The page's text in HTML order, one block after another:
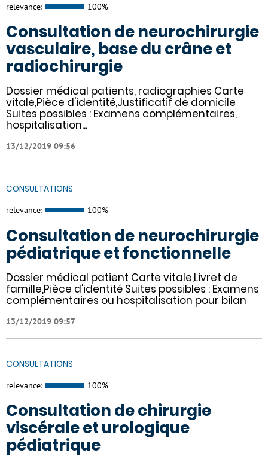
relevance: 100%
Consultation de neurochirurgie
vasculaire, base du crâne et
radiochirurgie
Dossier médical patients, radiographies Carte
vitale,Pièce d'identité,Justificatif de domicile
Suites possibles : Examens complémentaires,
hospitalisation...
13/12/2019 09:56
CONSULTATIONS
relevance: 100%
Consultation de neurochirurgie
pédiatrique et fonctionnelle
Dossier médical patient Carte vitale,Livret de
famille,Pièce d'identité Suites possibles : Examens
complémentaires ou hospitalisation pour bilan
13/12/2019 09:57
CONSULTATIONS
relevance: 100%
Consultation de chirurgie
viscérale et urologique
pédiatrique